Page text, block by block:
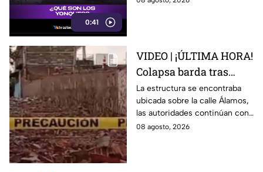
0:41
VIDEO | ¡ÚLTIMA HORA!
Colapsa barda tras
intensa lluvia en León;
¿hay personas
lesionadas?
La estructura se encontraba
ubicada sobre la calle Álamos,
las autoridades continúan con
las investigaciones.
08 agosto, 2026